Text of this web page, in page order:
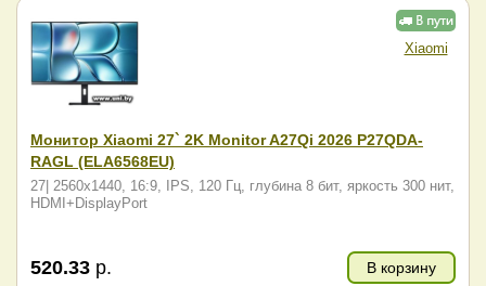
Xiaomi
Монитор Xiaomi 27` 2K Monitor A27Qi 2026 P27QDA-
RAGL (ELA6568EU)
27| 2560x1440, 16:9, IPS, 120 Гц, глубина 8 бит, яркость 300 нит,
HDMI+DisplayPort
520.33 р. В корзину